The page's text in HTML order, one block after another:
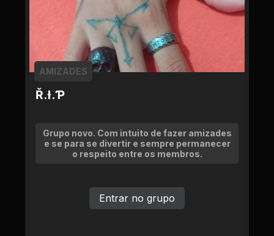
Ř.Ɨ.Ƥ
AMIZADES
Grupo novo. Com intuito de fazer amizades
e se para se divertir e sempre permanecer
o respeito entre os membros.
Entrar no grupo